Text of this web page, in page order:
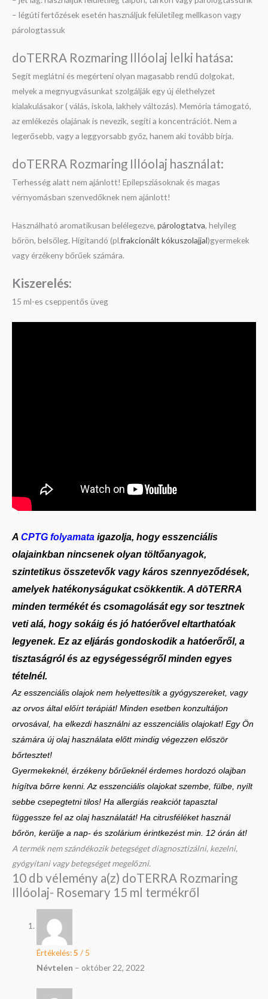
– légúti fertőzések esetén használjuk felületileg mellkason vagy
párologtassuk
doTERRA Rozmaring Illóolaj lelki hatása:
Segít meglátni és megérteni olyan magasabb rendű dolgokat,
melyek a megnyugvásunkat szolgálják egy új élethelyzet
kialakulásakor ( válás, iskola, lakhely változás). Memória támogató,
az emlékezés olajának is nevezik, segíti a koncentrációt. Nem a
legerősebb, vagy a leggyorsabb győz, hanem aki tovább bírja.
doTERRA Rozmaring Illóolaj használat:
Terhesség alatt nem ajánlott! Epilepsziásoknak és magas
vérnyomásban szenvedőknek nem ajánlott!
Használható aromatikusan belélegezve, párologtatva, helyileg
bőrön, belsőleg. Hígítandó (pl.frakcionált kókuszolajjal)gyermekek
vagy érzékeny bőrűek számára.
Kiszerelés:
15 ml-es cseppentős üveg
A CPTG folyamata igazolja, hogy esszenciális
olajainkban nincsenek olyan töltőanyagok,
szintetikus összetevők vagy káros szennyeződések,
amelyek hatékonyságukat csökkentik. A dōTERRA
minden termékét és csomagolását egy sor tesztnek
veti alá, hogy sokáig és jó hatóerővel eltarthatóak
legyenek. Ez az eljárás gondoskodik a hatóerőről, a
tisztaságról és az egységességről minden egyes
tételnél.
Az esszenciális olajok nem helyettesítik a gyógyszereket, vagy
az orvos által előírt terápiát! Minden esetben konzultáljon
orvosával, ha elkezdi használni az esszenciális olajokat! Egy Ön
számára új olaj használata előtt mindig végezzen először
bőrtesztet!
Gyermekeknél, érzékeny bőrűeknél érdemes hordozó olajban
hígítva bőrre kenni. Az esszenciális olajokat szembe, fülbe, nyílt
sebbe csepegtetni tilos! Ha allergiás reakciót tapasztal
függessze fel az olaj használatát! Ha citrusféléket használ
bőrön, kerülje a nap- és szolárium érintkezést min. 12 órán át!
A termék nem szándékozik betegséget diagnosztizálni, kezelni,
gyógyítani vagy betegséget megelőzni.
10 db vélemény a(z) doTERRA Rozmaring
Illóolaj- Rosemary 15 ml termékről
Értékelés:5 / 5
Névtelen – október 22, 2022